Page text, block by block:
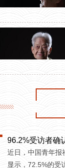
96.2%受访者确
近日，中国青年报
显示，72.5%的受